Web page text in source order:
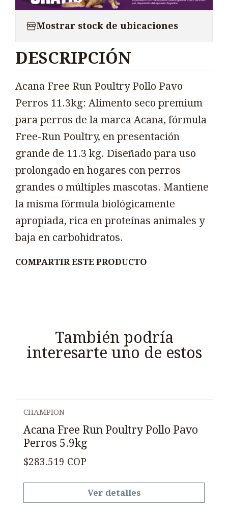
Mostrar stock de ubicaciones
DESCRIPCIÓN
Acana Free Run Poultry Pollo Pavo
Perros 11.3kg: Alimento seco premium
para perros de la marca Acana, fórmula
Free-Run Poultry, en presentación
grande de 11.3 kg. Diseñado para uso
prolongado en hogares con perros
grandes o múltiples mascotas. Mantiene
la misma fórmula biológicamente
apropiada, rica en proteínas animales y
baja en carbohidratos.
COMPARTIR ESTE PRODUCTO
También podría
interesarte uno de estos
CHAMPION
Acana Free Run Poultry Pollo Pavo
Perros 5.9kg
$283.519 COP
Ver detalles